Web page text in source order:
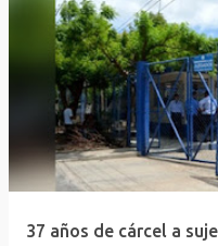
37 años de cárcel a